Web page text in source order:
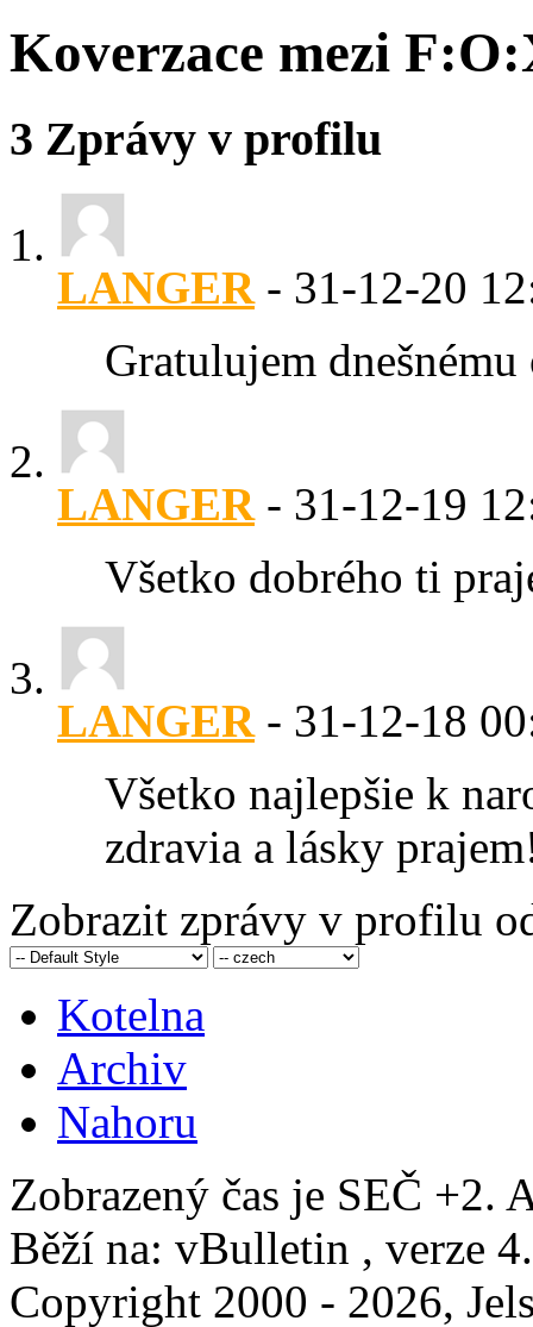
Koverzace mezi
3 Zprávy v profilu
LANGER - 31-12-20
Gratulujem
LANGER - 31-12-19
Všetko dobrého ti
LANGER - 31-12-18
Všetko najlepšie k
zdravia a lásky
Zobrazit zprávy v profilu
Kotelna
Archiv
Nahoru
Zobrazený čas je SEČ +2.
Běží na: vBulletin , verze
Copyright 2000 - 2026,